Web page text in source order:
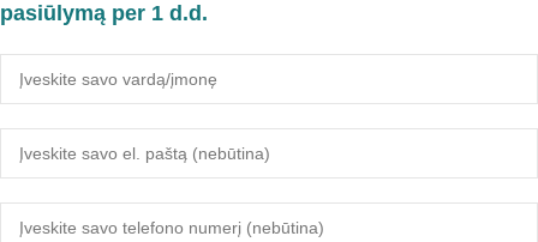
pasiūlymą per 1 d.d.